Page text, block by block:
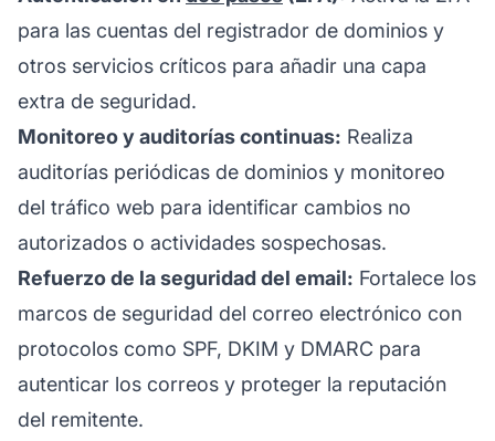
para las cuentas del registrador de dominios y
otros servicios críticos para añadir una capa
extra de seguridad.
Monitoreo y auditorías continuas: Realiza
auditorías periódicas de dominios y monitoreo
del tráfico web para identificar cambios no
autorizados o actividades sospechosas.
Refuerzo de la seguridad del email: Fortalece los
marcos de seguridad del correo electrónico con
protocolos como SPF, DKIM y DMARC para
autenticar los correos y proteger la reputación
del remitente.